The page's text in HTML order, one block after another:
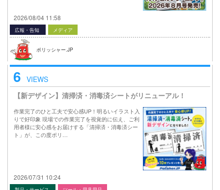
2026/08/04 11:58
広報・告知 メディア
ポリッシャー.JP
6 VIEWS
【新デザイン】清掃済・消毒済シートがリニューアル！
作業完了のひと工夫で安心感UP！明るいイラスト入
りで好印象 現場での作業完了を視覚的に伝え、ご利
用者様に安心感をお届けする「清掃済・消毒済シー
ト」が、この度ポリ…
2026/07/31 10:24